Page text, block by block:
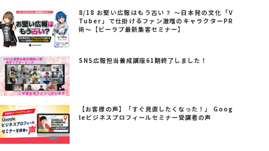
8/18 お堅い広報はもう古い？ ～日本発の文化「V
Tuber」で仕掛けるファン激増のキャラクターPR
術～【ビーラブ最新集客セミナー】
SNS広報担当養成講座61期終了しました！
【お客様の声】「すぐ見直したくなった！」 Goog
leビジネスプロフィールセミナー受講者の声